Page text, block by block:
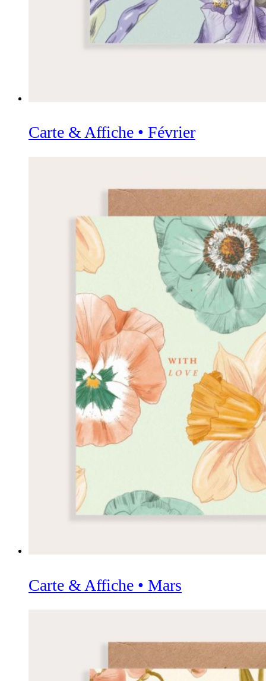
Carte & Affiche • Février
Carte & Affiche • Mars